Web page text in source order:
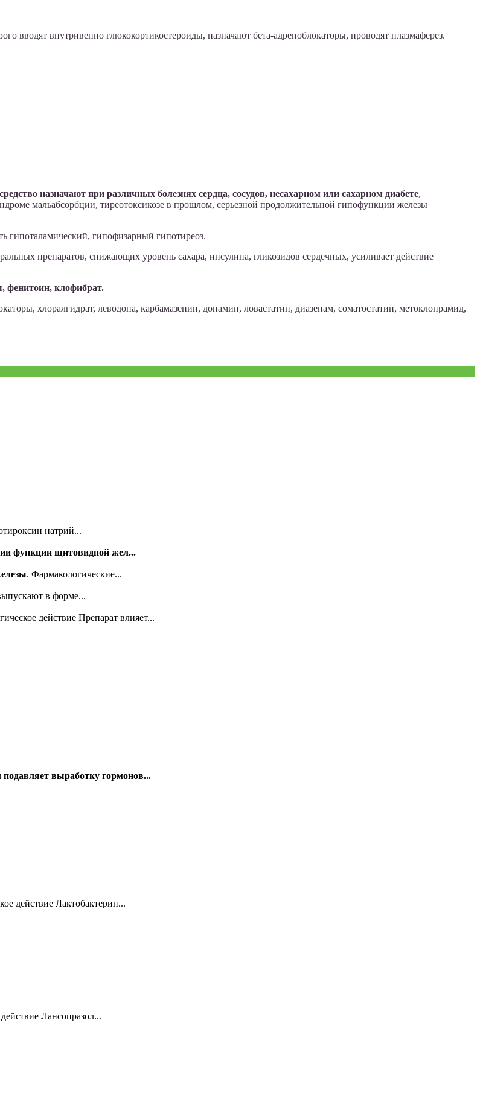
вводят внутривенно глюкокортикостероиды, назначают бета-адреноблокаторы, проводят плазмаферез.
назначают при различных болезнях сердца, сосудов, несахарном или сахарном диабете,
мальабсорбции, тиреотоксикозе в прошлом, серьезной продолжительной гипофункции железы
гипоталамический, гипофизарный гипотиреоз.
препаратов, снижающих уровень сахара, инсулина, гликозидов сердечных, усиливает действие
фенитоин, клофибрат.
хлоралгидрат, леводопа, карбамазепин, допамин, ловастатин, диазепам, соматостатин, метоклопрамид,
натрий...
функции щитовидной жел...
. Фармакологические...
в форме...
действие Препарат влияет...
подавляет выработку гормонов...
действие Лактобактерин...
Лансопразол...